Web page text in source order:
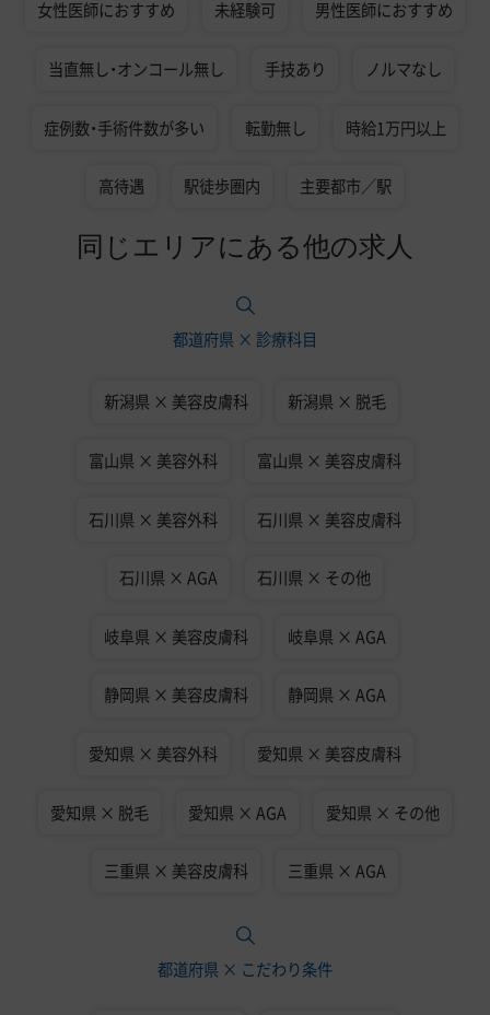
女性医師におすすめ 未経験可 男性医師におすすめ
当直無し・オンコール無し 手技あり ノルマなし
症例数・手術件数が多い 転勤無し 時給1万円以上
高待遇 駅徒歩圏内 主要都市／駅
同じエリアにある他の求人
都道府県 × 診療科目
新潟県 × 美容皮膚科 新潟県 × 脱毛
富山県 × 美容外科 富山県 × 美容皮膚科
石川県 × 美容外科 石川県 × 美容皮膚科
石川県 × AGA 石川県 × その他
岐阜県 × 美容皮膚科 岐阜県 × AGA
静岡県 × 美容皮膚科 静岡県 × AGA
愛知県 × 美容外科 愛知県 × 美容皮膚科
愛知県 × 脱毛 愛知県 × AGA 愛知県 × その他
三重県 × 美容皮膚科 三重県 × AGA
都道府県 × こだわり条件